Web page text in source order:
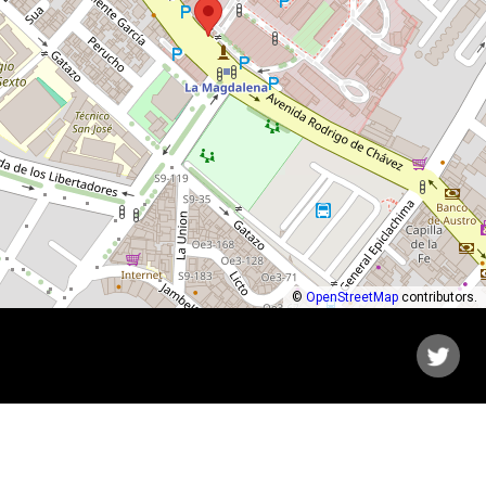
© OpenStreetMap contributors.